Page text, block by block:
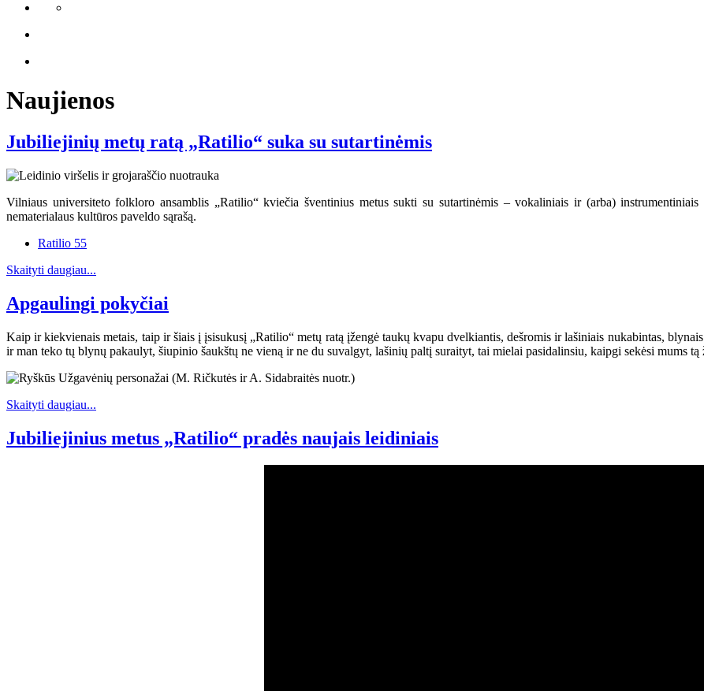
Naujienos
Jubiliejinių metų ratą „Ratilio“ suka su sutartinėmis
Vilniaus universiteto folkloro ansamblis „Ratilio“ kviečia šventinius metus sukti su sutartinėmis – vokaliniais ir (arba)
nematerialaus kultūros paveldo sąrašą.
Ratilio 55
Skaityti daugiau...
Apgaulingi pokyčiai
Kaip ir kiekvienais metais, taip ir šiais į įsisukusį „Ratilio“ metų ratą įžengė taukų kvapu dvelkiantis, dešromis ir lašiniais nukabintas,
ir man teko tų blynų pakaulyt, šiupinio šaukštų ne vieną ir ne du suvalgyt, lašinių paltį suraityt, tai mielai pasidalinsiu, kaipgi sekėsi mums tą
Skaityti daugiau...
Jubiliejinius metus „Ratilio“ pradės naujais leidiniais